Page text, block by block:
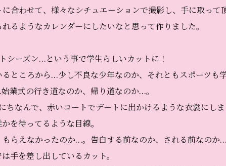
合わせて、様々なシチュエーションで撮影し、手に取って
るようなカレンダーにしたいなと思って作りました。
シーズン…という事で学生らしいカットに！
ところから…少し不良な少年なのか、それともスポーツも
業式の行き道なのか、帰り道なのか…。
ちなんで、赤いコートでデートに出かけるような衣裳にし
を待ってるような目線。
らえなかったのか…。告白する前なのか、される前なのか…
手を差し出しているカット。